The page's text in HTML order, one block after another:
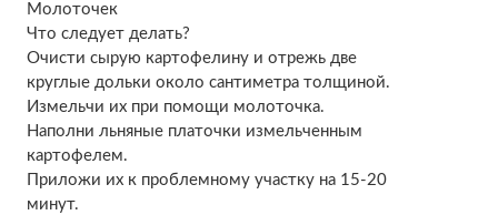
Молоточек
Что следует делать?
Очисти сырую картофелину и отрежь две
круглые дольки около сантиметра толщиной.
Измельчи их при помощи молоточка.
Наполни льняные платочки измельченным
картофелем.
Приложи их к проблемному участку на 15-20
минут.